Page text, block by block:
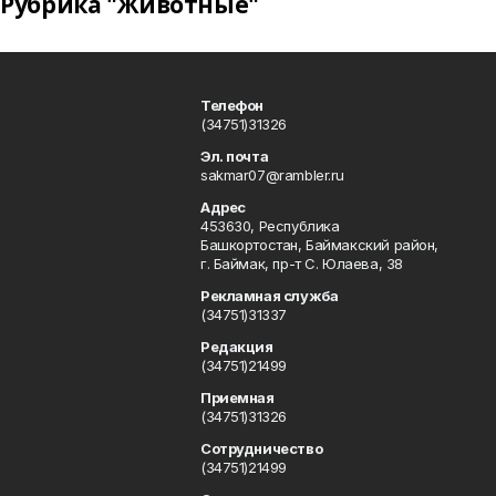
Телефон
(34751)31326
Эл. почта
sakmar07@rambler.ru
Адрес
453630, Республика
Башкортостан, Баймакский район,
г. Баймак, пр-т С. Юлаева, 38
Рекламная служба
(34751)31337
Редакция
(34751)21499
Приемная
(34751)31326
Сотрудничество
(34751)21499